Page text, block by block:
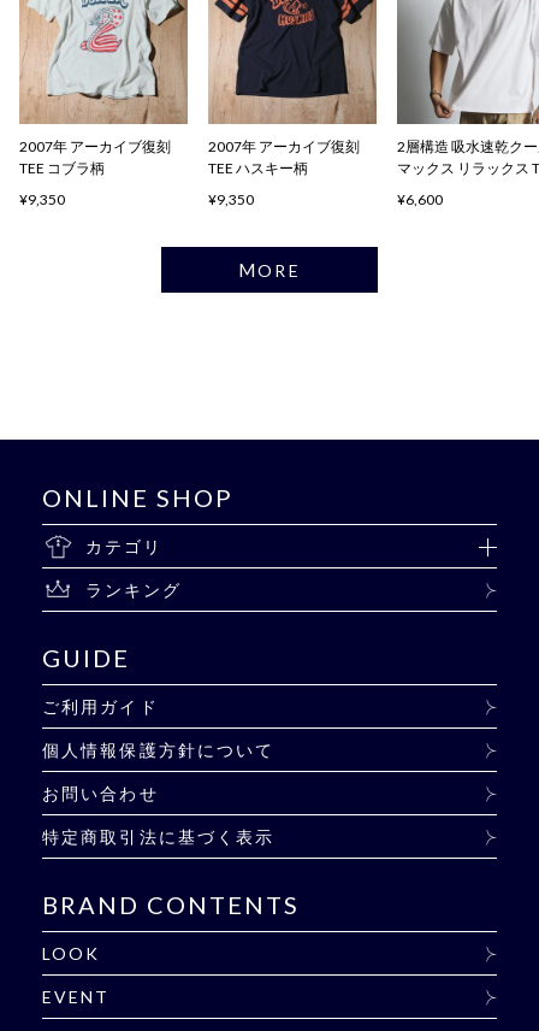
2007年 アーカイブ復刻
TEE コブラ柄
¥9,350
2007年 アーカイブ復刻
TEE ハスキー柄
¥9,350
2層構造 吸水速乾ク
マックス リラックス
¥6,600
MORE
ONLINE SHOP
カテゴリ
ランキング
GUIDE
ご利用ガイド
個人情報保護方針について
お問い合わせ
特定商取引法に基づく表示
BRAND CONTENTS
LOOK
EVENT